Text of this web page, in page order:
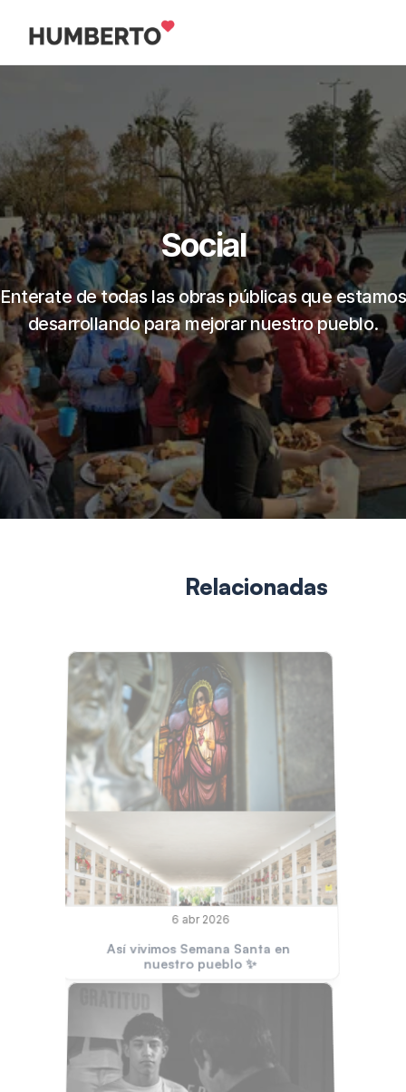
Social
Enterate de todas las obras públicas que estamos
desarrollando para mejorar nuestro pueblo.
Relacionadas
Así vivimos Semana Santa en
nuestro pueblo ✨
6 abr 2026